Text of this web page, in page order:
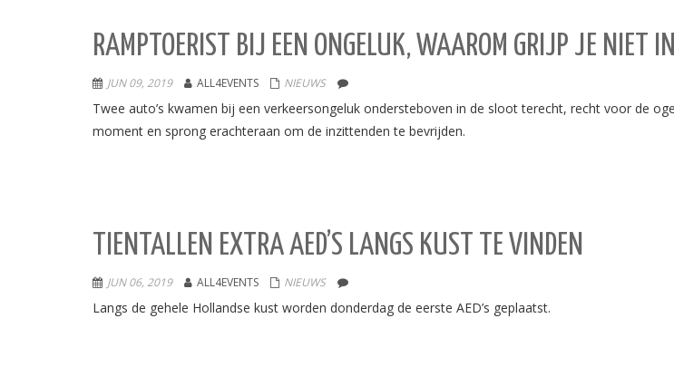
RAMPTOERIST BIJ EEN ONGELUK, WAAROM GRIJP JE NIET
JUN 09, 2019 ALL4EVENTS NIEUWS
Twee auto’s kwamen bij een verkeersongeluk ondersteboven in de sloot terecht, recht voor de
moment en sprong erachteraan om de inzittenden te bevrijden.
TIENTALLEN EXTRA AED’S LANGS KUST TE VINDEN
JUN 06, 2019 ALL4EVENTS NIEUWS
Langs de gehele Hollandse kust worden donderdag de eerste AED’s geplaatst.